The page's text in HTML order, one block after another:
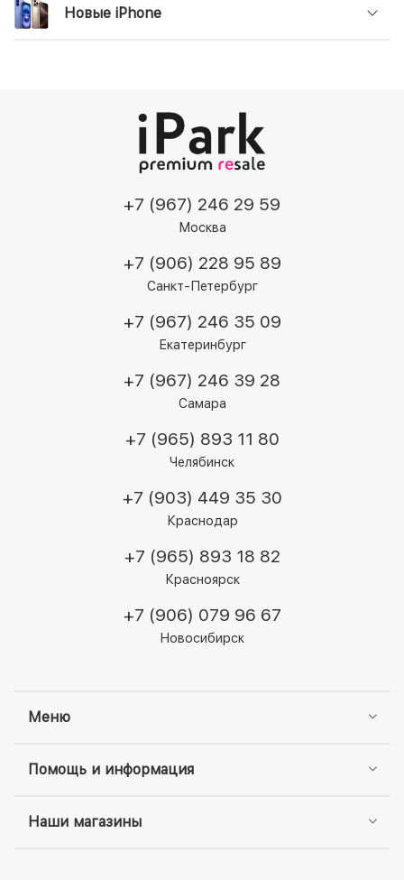
Новые iPhone
Меню
Помощь и информация
Наши магазины
+7 (967) 246 29 59
Москва
+7 (906) 228 95 89
Санкт-Петербург
+7 (967) 246 35 09
Екатеринбург
+7 (967) 246 39 28
Самара
+7 (965) 893 11 80
Челябинск
+7 (903) 449 35 30
Краснодар
+7 (965) 893 18 82
Красноярск
+7 (906) 079 96 67
Новосибирск